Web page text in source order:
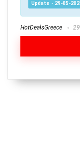
Update - 29-05-
HotDealsGreece